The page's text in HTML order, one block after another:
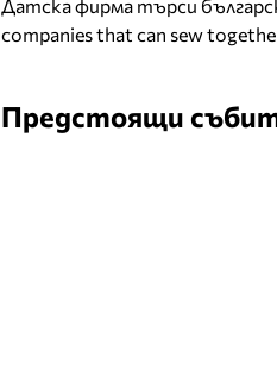
Датска фирма търси
companies that can sew
Предстоящи